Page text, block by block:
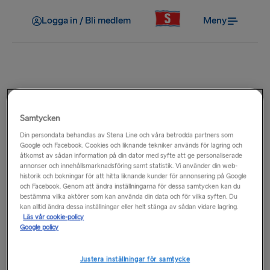
Logga in / Bli medlem Meny
Hur kan jag kontrollera om min
resa är i tid?
För de senaste seglingsuppdateringarna kan du besöka vår
sida Seglingsuppdateringarpå webbplatsen där du kan se
status för samtliga seglingar.
Vanliga frågor
Samtycken
Din persondata behandlas av Stena Line och våra betrodda partners som
Google och Facebook. Cookies och liknande tekniker används för lagring och
åtkomst av sådan information på din dator med syfte att ge personaliserade
annonser och innehållsmarknadsföring samt statistik. Vi använder din web-
historik och bokningar för att hitta liknande kunder för annonsering på Google
och Facebook. Genom att ändra inställningarna för dessa samtycken kan du
bestämma vilka aktörer som kan använda din data och för vilka syften. Du
kan alltid ändra dessa inställningar eller helt stänga av sådan vidare lagring.
Läs vår cookie-policy
Google policy
Justera inställningar för samtycke